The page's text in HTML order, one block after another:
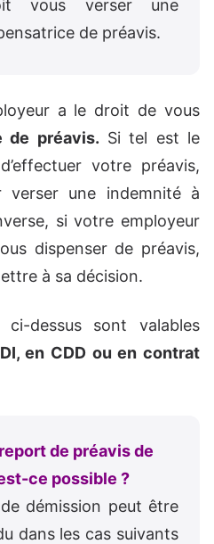
vous verser une
de préavis.
a le droit de vous
de préavis. Si tel est le
votre préavis,
verser une indemnité à
si votre employeur
dispenser de préavis,
à sa décision.
ci-dessus sont valables
en CDD ou en contrat
de préavis de
ce possible ?
démission peut être
dans les cas suivants